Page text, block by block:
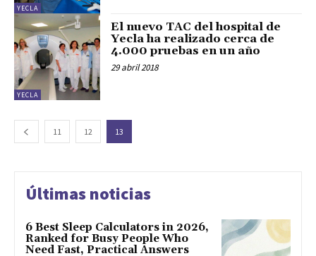
YECLA
YECLA
El nuevo TAC del hospital de
Yecla ha realizado cerca de
4.000 pruebas en un año
29 abril 2018
11 12 13
Últimas noticias
6 Best Sleep Calculators in 2026,
Ranked for Busy People Who
Need Fast, Practical Answers